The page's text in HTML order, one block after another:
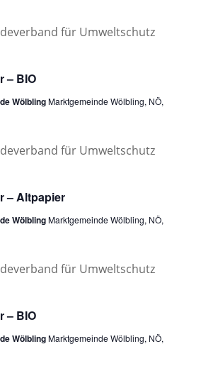
– BIO
WölblingMarktgemeinde Wölbling, NÖ,
– Altpapier
WölblingMarktgemeinde Wölbling, NÖ,
– BIO
WölblingMarktgemeinde Wölbling, NÖ,